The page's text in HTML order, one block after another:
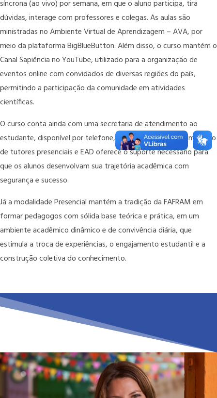
síncrona (ao vivo) por semana, em que o aluno participa, tira
dúvidas, interage com professores e colegas. As aulas são
ministradas no Ambiente Virtual de Aprendizagem – AVA, por
meio da plataforma BigBlueButton. Além disso, o curso mantém o
Canal Sapiência no YouTube, utilizado para a organização de
eventos online com convidados de diversas regiões do país,
permitindo a participação da comunidade em atividades
científicas.
O curso conta ainda com uma secretaria de atendimento ao
estudante, disponível por telefone, e-mail e WhatsApp. Um grupo
de tutores presenciais e EAD oferece o suporte necessário para
que os alunos desenvolvam sua trajetória acadêmica com
segurança e sucesso.
Já a modalidade Presencial mantém a tradição da FAFRAM em
formar pedagogos com sólida base teórica e prática, em um
ambiente acadêmico dinâmico e de convivência diária, que
estimula a troca de experiências, o engajamento estudantil e a
construção coletiva do conhecimento.